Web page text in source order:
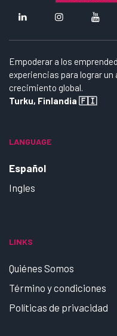
Empoderar a los
experiencias para lograr un
crecimiento global.
Turku, Finlandia 🇫🇮
LANGUAGE
Español
Ingles
LINKS
Quiénes Somos
Término y condiciones
Políticas de privacidad